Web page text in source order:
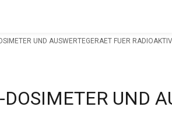
UND AUSWERTEGERAET FUER
UND